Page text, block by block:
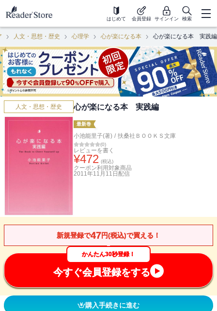
はじめて 会員登録 サインイン 検索
人文・思想・歴史 心理学 心が楽になる本 心が楽になる本 実践編
人文・思想・歴史 心が楽になる本 実践編
最新巻
小池能里子(著) / 扶桑社ＢＯＯＫＳ文庫
(0)
レビューを書く
¥472 (税込)
クーポン利用対象商品
2011年11月11日 配信
新規登録で47円(税込)で買える！
かんたん30秒登録！
今すぐ会員登録をする
購入手続きに進む